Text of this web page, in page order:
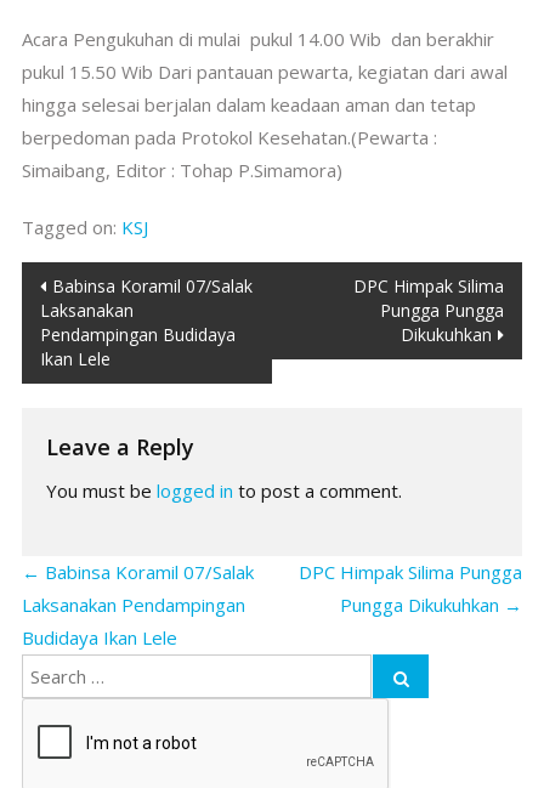
Acara Pengukuhan di mulai pukul 14.00 Wib dan berakhir
pukul 15.50 Wib Dari pantauan pewarta, kegiatan dari awal
hingga selesai berjalan dalam keadaan aman dan tetap
berpedoman pada Protokol Kesehatan.(Pewarta :
Simaibang, Editor : Tohap P.Simamora)
Tagged on: KSJ
Post
navigation
Babinsa Koramil 07/Salak
Laksanakan
Pendampingan Budidaya
Ikan Lele
DPC Himpak Silima
Pungga Pungga
Dikukuhkan
Leave a Reply
You must be logged in to post a comment.
← Babinsa Koramil 07/Salak
Laksanakan Pendampingan
Budidaya Ikan Lele
DPC Himpak Silima Pungga
Pungga Dikukuhkan →